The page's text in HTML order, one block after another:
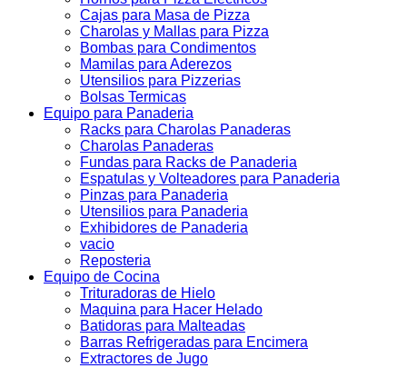
Cajas para Masa de Pizza
Charolas y Mallas para Pizza
Bombas para Condimentos
Mamilas para Aderezos
Utensilios para Pizzerias
Bolsas Termicas
Equipo para Panaderia
Racks para Charolas Panaderas
Charolas Panaderas
Fundas para Racks de Panaderia
Espatulas y Volteadores para Panaderia
Pinzas para Panaderia
Utensilios para Panaderia
Exhibidores de Panaderia
vacio
Reposteria
Equipo de Cocina
Trituradoras de Hielo
Maquina para Hacer Helado
Batidoras para Malteadas
Barras Refrigeradas para Encimera
Extractores de Jugo